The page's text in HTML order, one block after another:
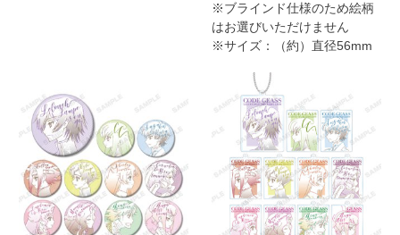
※ブラインド仕様のため絵柄
はお選びいただけません
※サイズ：（約）直径56mm